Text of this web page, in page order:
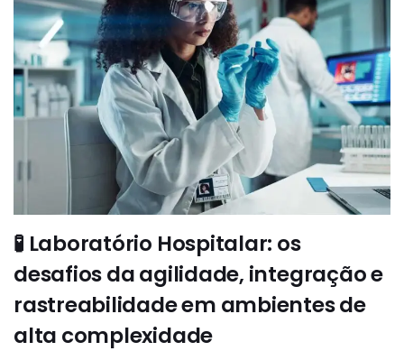
🧪 Laboratório Hospitalar: os
desafios da agilidade, integração e
rastreabilidade em ambientes de
alta complexidade